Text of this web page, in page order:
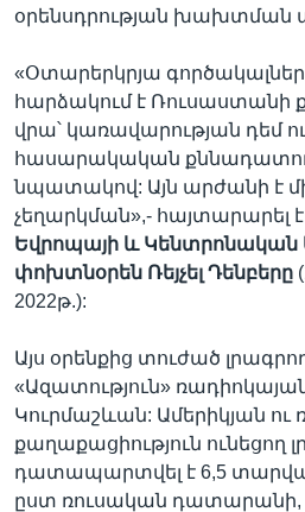
օրենսդրության խախտման
«Օտարերկրյա
հարձակում է Ռուսաստանի
վրա՝ կառավարության դեմ
հասարակական
նպատակով: Այն արժանի է
չեղարկման»,- հայտարարել է
Եվրոպայի և Կենտրոնական
փոխտնօրեն Ռեյչել Դենբերը
2022թ.):
Այս օրենքից տուժած
«Ազատություն»
Կուրմաշևան: Ամերիկյան ու
քաղաքացիություն ունեցող
դատապարտվել է 6,5
ըստ ռուսական դատարանի,